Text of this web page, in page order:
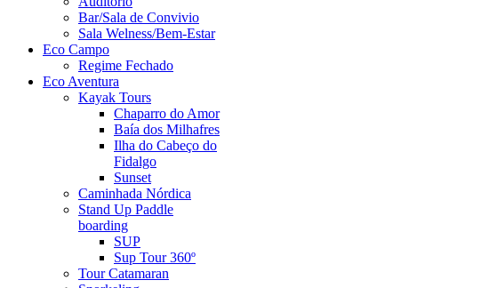
Bar/Sala de Convivio
Sala Welness/Bem-Estar
Eco Campo
Regime Fechado
Eco Aventura
Kayak Tours
Chaparro do Amor
Baía dos Milhafres
Ilha do Cabeço do
Fidalgo
Sunset
Caminhada Nórdica
Stand Up Paddle
boarding
SUP
Sup Tour 360º
Tour Catamaran